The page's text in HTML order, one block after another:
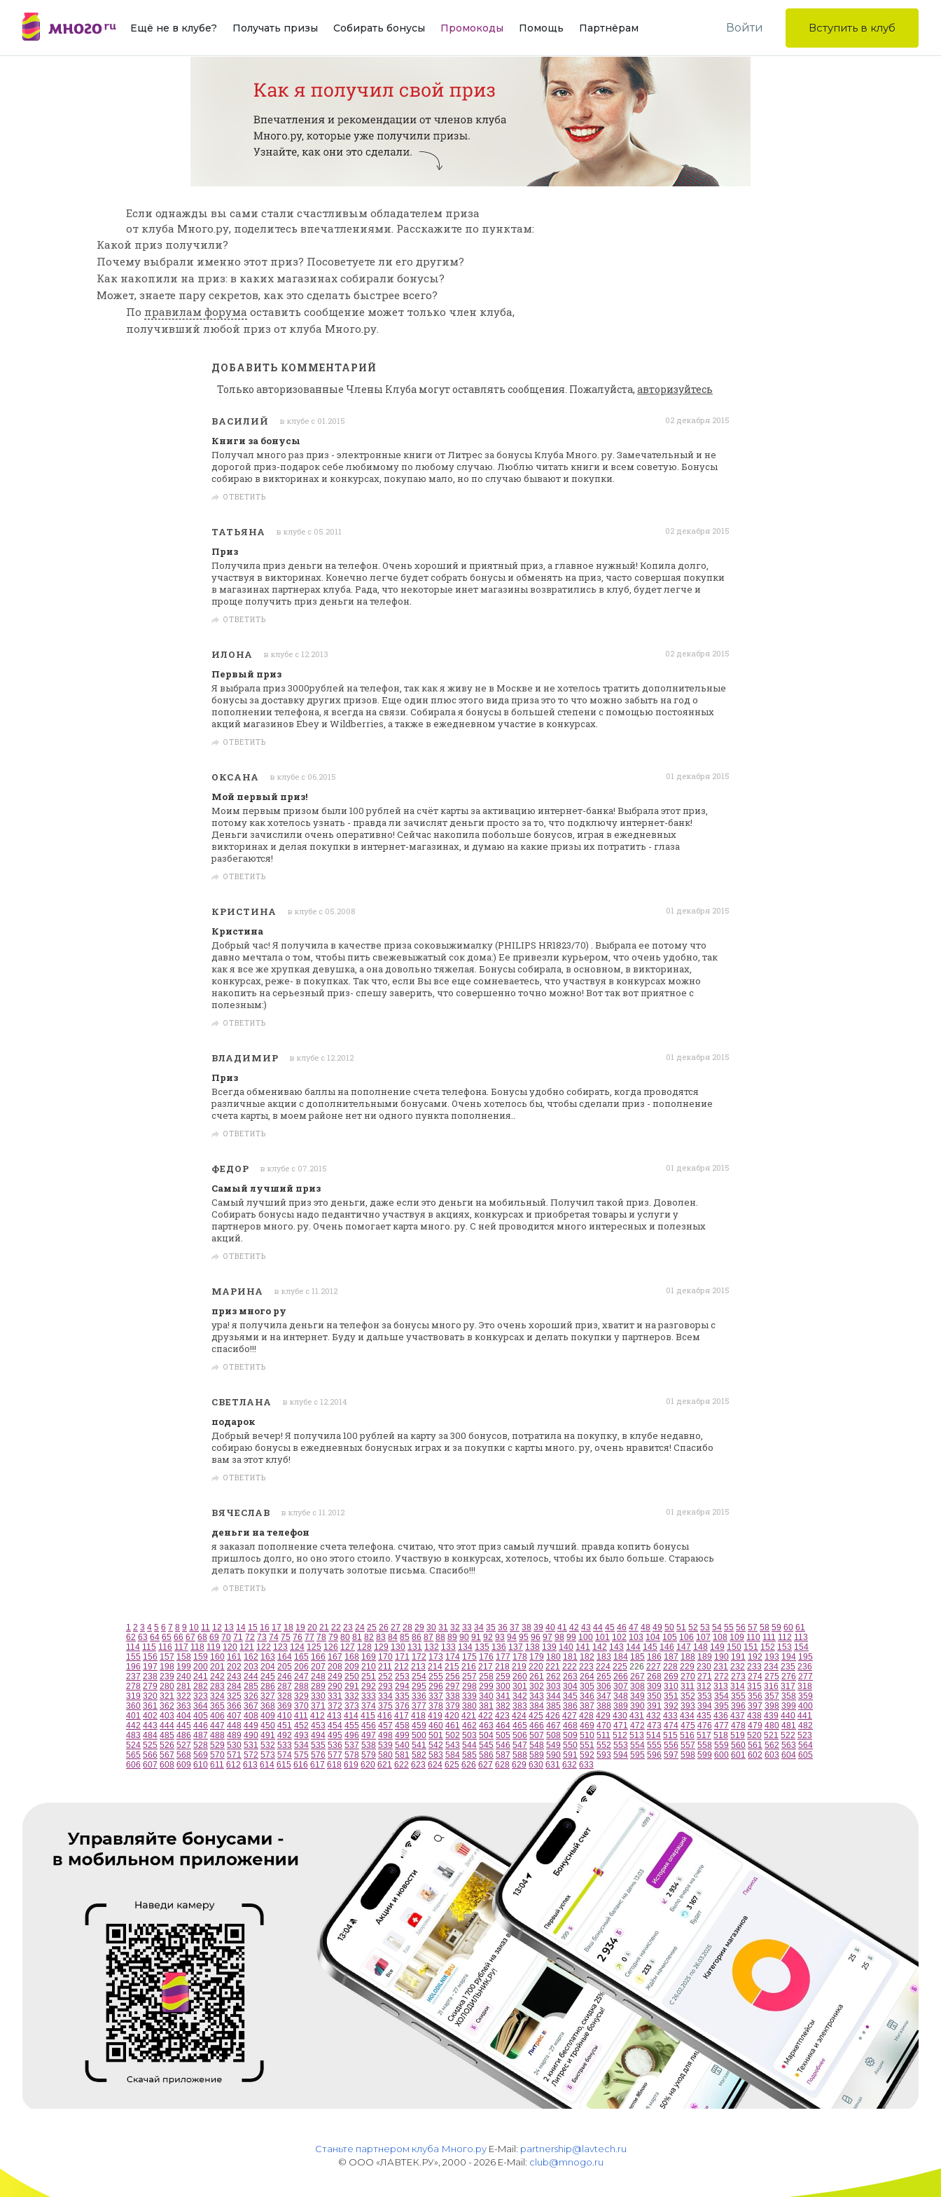
Ещё не в клубе? Получать призы Собирать бонусы Промокоды Помощь Партнёрам Войти Вступить в клуб
Если однажды вы сами стали счастливым обладателем приза
от клуба Много.ру, поделитесь впечатлениями. Расскажите по пунктам:
Какой приз получили?
Почему выбрали именно этот приз? Посоветуете ли его другим?
Как накопили на приз: в каких магазинах собирали бонусы?
Может, знаете пару секретов, как это сделать быстрее всего?
По правилам форума оставить сообщение может только член клуба,
получивший любой приз от клуба Много.ру.
ДОБАВИТЬ КОММЕНТАРИЙ
Только авторизованные Члены Клуба могут оставлять сообщения. Пожалуйста, авторизуйтесь
ВАСИЛИЙ в клубе с 01.2015 02 декабря 2015
Книги за бонусы
Получал много раз приз - электронные книги от Литрес забонусы Клуба Много. ру. Замечательный и не
дорогой приз-подарок себе любимому по любому случаю. Люблю читать книги и всем советую. Бонусы
собираю в викторинах и конкурсах, покупаю мало, но по случаю бывают и покупки.
ОТВЕТИТЬ
ТАТЬЯНА в клубе с 05.2011 02 декабря 2015
Приз
Получила приз деньги на телефон. Очень хороший и приятный приз, а главное нужный! Копила долго,
участвуя в викторинах. Конечно легче будет собрать бонусы и обменять на приз, часто совершая покупки
в магазинах партнерах клуба. Рада, что некоторые инет магазины возвратились в клуб, будет легче и
проще получить приз деньги на телефон.
ОТВЕТИТЬ
ИЛОНА в клубе с 12.2013 02 декабря 2015
Первый приз
Я выбрала приз 3000рублей на телефон, так как я живу не в Москве и не хотелось тратить дополнительные
бонусы задоставку других призов. Еще один плюс этого вида приза это то что можно забыть на год о
пополнении телефона, я всегдана связи. Собирала я бонусы в большей степени с помощью постоянных
акций магазинов Ebey и Wildberries, а также в ежедневном участие в конкурсах.
ОТВЕТИТЬ
ОКСАНА в клубе с 06.2015 01 декабря 2015
Мой первый приз!
Моим первым призом были 100 рублей на счёт карты заактивацию интернет-банка! Выбрала этот приз,
потому какхотелось узнать - правда ли зачислят деньги просто за то, что подключу интернет-банк!
Деньги зачислили очень оперативно! Сейчас накопила побольше бонусов, играя в ежедневных
викторинах и делая покупки в интернет-магазинах, и думаю на какие призы их потратить - глаза
разбегаются!
ОТВЕТИТЬ
КРИСТИНА в клубе с 05.2008 01 декабря 2015
Кристина
Добрый час! Я получила в качестве приза соковыжималку(PHILIPS HR1823/70) . Выбрала ее потому что
давно мечтала о том, чтобы пить свежевыжатый сок дома:) Ее привезли курьером, что очень удобно, так
как я все же хрупкая девушка, а она довольно тяжелая. Бонусы собирала, в основном, в викторинах,
конкурсах, реже- в покупках. Такчто, если Вы все еще сомневаетесь, что участвуя в конкурсахможно
накопить на серьезный приз- спешу заверить, что совершенно точно можно! Вот так вот приятное с
полезным:)
ОТВЕТИТЬ
ВЛАДИМИР в клубе с 12.2012 01 декабря 2015
Приз
Всегда обмениваю баллы на пополнение счета телефона. Бонусыудобно собирать, когда проводятся
различные акции сдополнительными бонусами. Очень хотелось бы, чтобы сделали приз - пополнение
счетакарты, в моем районе нет ни одного пункта пополнения..
ОТВЕТИТЬ
ФЕДОР в клубе с 07.2015 01 декабря 2015
Самый лучший приз
Самый лучший приз это деньги, даже если это деньги намобильный. Получил такой приз. Доволен.
Собирать бонусы надо педантично участвуя в акциях, конкурсах и приобретая товарыи услуги у
партнеров много. ру. Очень помогает карта много.ру. С ней проводится много интересных и полезных
акций.
ОТВЕТИТЬ
МАРИНА в клубе с 11.2012 01 декабря 2015
приз много ру
ура! я получила деньги на телефон за бонусы много ру. Это очень хороший приз, хватит и на разговоры с
друзьями и наинтернет. Буду и дальше участвовать в конкурсах и делать покупки у партнеров. Всем
спасибо!!!
ОТВЕТИТЬ
СВЕТЛАНА в клубе с 12.2014 01 декабря 2015
подарок
Добрый вечер! Я получила 100 рублей на карту за 300 бонусов, потратила на покупку, в клубе недавно,
собираю бонусы в ежедневных бонусных играх и за покупки с карты много. ру, очень нравится! Спасибо
вам за этот клуб!
ОТВЕТИТЬ
ВЯЧЕСЛАВ в клубе с 11.2012 01 декабря 2015
деньги на телефон
я заказал пополнение счета телефона. считаю, что этот приз самый лучший. правда копить бонусы
пришлось долго, но оно этого стоило. Участвую в конкурсах, хотелось, чтобы их было больше. Стараюсь
делать покупки и получать золотые письма. Спасибо!!!
ОТВЕТИТЬ
1 2 3 4 5 6 7 8 9 10 11 12 13 14 15 16 17 18 19 20 21 22 23 24 25 26 27 28 29 30 31 32 33 34 35 36 37 38 39 40 41 42 43 44 45 46 47 48 49 50 51 52 53 54 55 56 57 58 59 60 61
62 63 64 65 66 67 68 69 70 71 72 73 74 75 76 77 78 79 80 81 82 83 84 85 86 87 88 89 90 91 92 93 94 95 96 97 98 99 100 101 102 103 104 105 106 107 108 109 110 111 112 113
114 115 116 117 118 119 120 121 122 123 124 125 126 127 128 129 130 131 132 133 134 135 136 137 138 139 140 141 142 143 144 145 146 147 148 149 150 151 152 153 154
155 156 157 158 159 160 161 162 163 164 165 166 167 168 169 170 171 172 173 174 175 176 177 178 179 180 181 182 183 184 185 186 187 188 189 190 191 192 193 194 195
196 197 198 199 200 201 202 203 204 205 206 207 208 209 210 211 212 213 214 215 216 217 218 219 220 221 222 223 224 225 226 227 228 229 230 231 232 233 234 235 236
237 238 239 240 241 242 243 244 245 246 247 248 249 250 251 252 253 254 255 256 257 258 259 260 261 262 263 264 265 266 267 268 269 270 271 272 273 274 275 276 277
278 279 280 281 282 283 284 285 286 287 288 289 290 291 292 293 294 295 296 297 298 299 300 301 302 303 304 305 306 307 308 309 310 311 312 313 314 315 316 317 318
319 320 321 322 323 324 325 326 327 328 329 330 331 332 333 334 335 336 337 338 339 340 341 342 343 344 345 346 347 348 349 350 351 352 353 354 355 356 357 358 359
360 361 362 363 364 365 366 367 368 369 370 371 372 373 374 375 376 377 378 379 380 381 382 383 384 385 386 387 388 389 390 391 392 393 394 395 396 397 398 399 400
401 402 403 404 405 406 407 408 409 410 411 412 413 414 415 416 417 418 419 420 421 422 423 424 425 426 427 428 429 430 431 432 433 434 435 436 437 438 439 440 441
442 443 444 445 446 447 448 449 450 451 452 453 454 455 456 457 458 459 460 461 462 463 464 465 466 467 468 469 470 471 472 473 474 475 476 477 478 479 480 481 482
483 484 485 486 487 488 489 490 491 492 493 494 495 496 497 498 499 500 501 502 503 504 505 506 507 508 509 510 511 512 513 514 515 516 517 518 519 520 521 522 523
524 525 526 527 528 529 530 531 532 533 534 535 536 537 538 539 540 541 542 543 544 545 546 547 548 549 550 551 552 553 554 555 556 557 558 559 560 561 562 563 564
565 566 567 568 569 570 571 572 573 574 575 576 577 578 579 580 581 582 583 584 585 586 587 588 589 590 591 592 593 594 595 596 597 598 599 600 601 602 603 604 605
606 607 608 609 610 611 612 613 614 615 616 617 618 619 620 621 622 623 624 625 626 627 628 629 630 631 632 633
Станьте партнером клуба Много.руE-Mail: partnership@lavtech.ru
© ООО «ЛАВТЕК.РУ», 2000 - 2026 E-Mail: club@mnogo.ru